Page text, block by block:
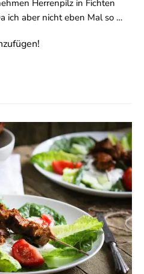
Herrenpilz in Fichten
ich aber nicht eben Mal so …